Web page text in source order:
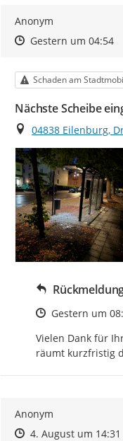
Anonym
Zeitpunkt des
Zeitpunkt des
Gestern um 04:54
Kategorie
Schaden am
Nächste Scheibe
Ort
04838 Eilenburg,
Zeitpunkt des
Gestern um
Vielen Dank für
räumt kurzfristig
Anonym
Zeitpunkt des
Zeitpunkt des
4. August um 14:31